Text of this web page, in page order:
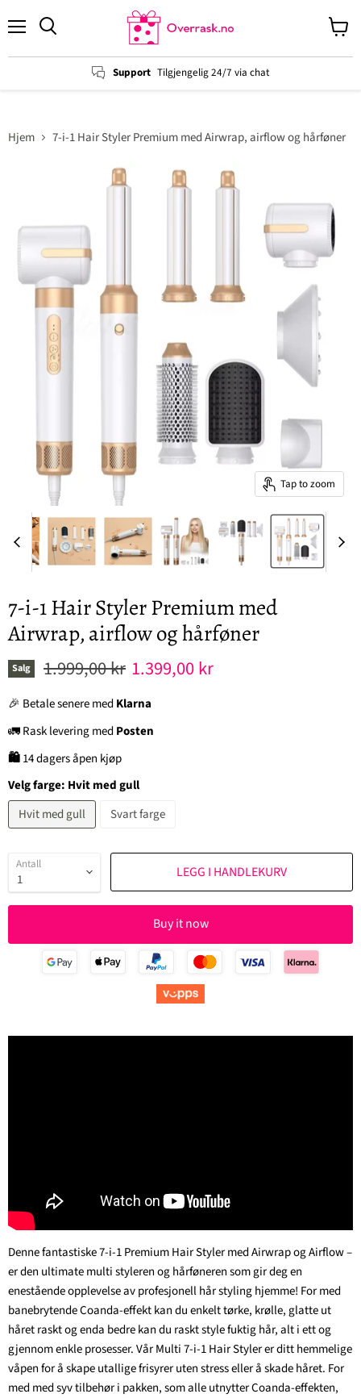
Support Tilgjengelig 24/7 via chat
cart
Hjem 7-i-1 Hair Styler Premium med Airwrap, airflow og hårføner
Tap to zoom
7-i-1 Hair Styler Premium med
Airwrap, airflow og hårføner
Salg Original pris
1.999,00 kr Nåværende pris
1.399,00 kr
🎉 Betale senere medKlarna
🚛 Rask levering medPosten
🛍14 dagers åpen kjøp
Velg farge: Hvit med gull
Hvit med gull
Svart farge
Antall LEGG I HANDLEKURV
Buy it now
Denne fantastiske 7-i-1 Premium Hair Styler med Airwrap og Airflow –
er den ultimate multi styleren og hårføneren som gir deg en
enestående opplevelse av profesjonell hår styling hjemme! For med
banebrytende Coanda-effekt kan du enkelt tørke, krølle, glatte ut
håret raskt og enda bedre kan du raskt style fuktig hår, alt i ett og
gjennom enkle prosesser. Vår Multi 7-i-1 Hair Styler er ditt hemmelige
våpen for å skape utallige frisyrer uten stress eller å skade håret. For
med med syv tilbehør i pakken, som alle utnytter Coanda-effekten,